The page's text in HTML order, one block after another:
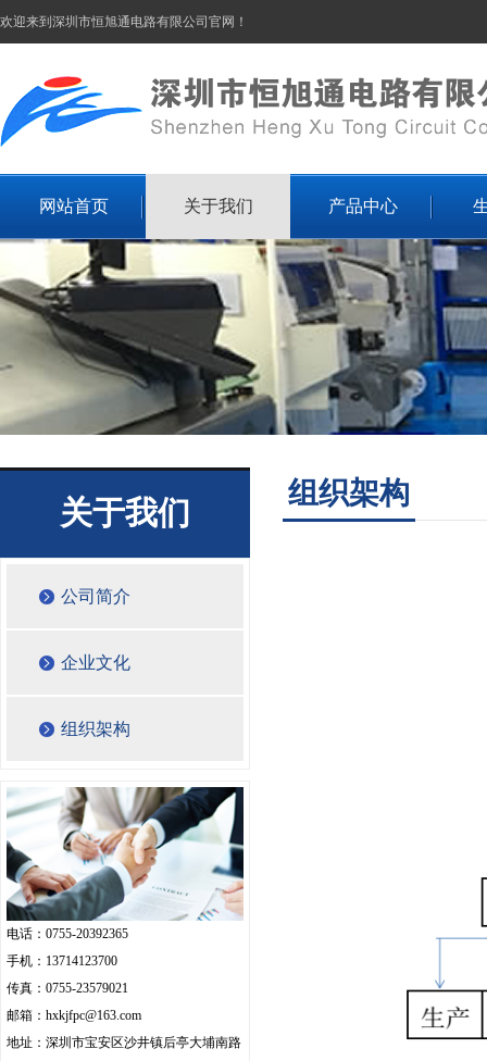
欢迎来到深圳市恒旭通电路有限公司官网！
网站首页 关于我们 产品中心
关于我们
公司简介
企业文化
组织架构
电话：0755-20392365
手机：13714123700
传真：0755-23579021
邮箱：hxkjfpc@163.com
地址：深圳市宝安区沙井镇后亭大埔南路
组织架构